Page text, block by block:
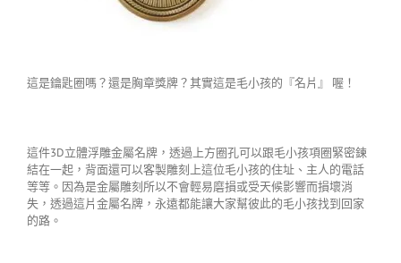
這是鑰匙圈嗎？還是胸章獎牌？其實這是毛小孩的『名片』 喔！
這件3D立體浮雕金屬名牌，透過上方圈孔可以跟毛小孩項圈緊密鍊
結在一起，背面還可以客製雕刻上這位毛小孩的住址、主人的電話
等等。因為是金屬雕刻所以不會輕易磨損或受天候影響而損壞消
失，透過這片金屬名牌，永遠都能讓大家幫彼此的毛小孩找到回家
的路。